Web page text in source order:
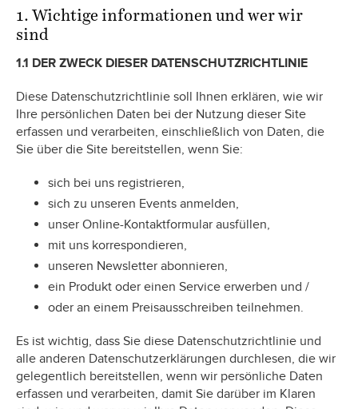
1. Wichtige informationen und wer wir
sind
1.1 DER ZWECK DIESER DATENSCHUTZRICHTLINIE
Diese Datenschutzrichtlinie soll Ihnen erklären, wie wir
Ihre persönlichen Daten bei der Nutzung dieser Site
erfassen und verarbeiten, einschließlich von Daten, die
Sie über die Site bereitstellen, wenn Sie:
sich bei uns registrieren,
sich zu unseren Events anmelden,
unser Online-Kontaktformular ausfüllen,
mit uns korrespondieren,
unseren Newsletter abonnieren,
ein Produkt oder einen Service erwerben und /
oder an einem Preisausschreiben teilnehmen.
Es ist wichtig, dass Sie diese Datenschutzrichtlinie und
alle anderen Datenschutzerklärungen durchlesen, die wir
gelegentlich bereitstellen, wenn wir persönliche Daten
erfassen und verarbeiten, damit Sie darüber im Klaren